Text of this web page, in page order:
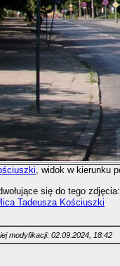
, widok w kierunku
się do tego zdjęcia:
Tadeusza Kościuszki
modyfikacji: 02.09.2024, 18:42